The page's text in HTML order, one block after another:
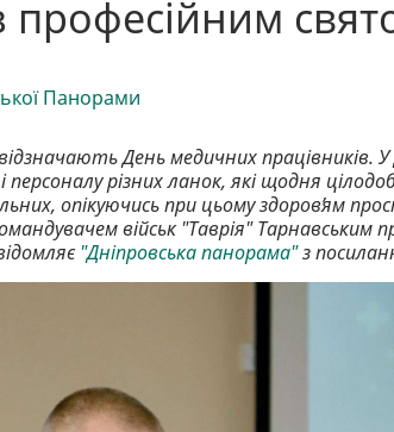
професійним
Панорами
День медичних
персоналу різних ланок, які щодня
опікуючись при цьому здоровʼям
військ "Таврія" Тарнавським
"Дніпровська панорама"з